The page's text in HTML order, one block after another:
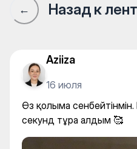
← Назад к
Aziiza
16 июля
Өз қолыма
секунд тұра алдым 🥰